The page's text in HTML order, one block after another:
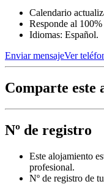
Calendario
Responde al 100%
Idiomas: Español.
Enviar mensajeVer
Comparte este
Nº de registro
Este alojamiento
profesional.
Nº de registro de